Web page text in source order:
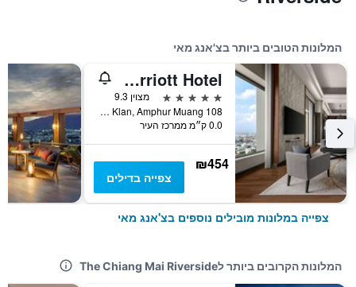
המלונות הטובים ביותר בצ'אנג מאי
Chiang Mai Marriott Hotel
5 כוכבים
מצוין 9.3
108 Chang Klan Road, Tambol Chang Klan, Amphur Muang, צ'אנג מאי, תאילנד
0.0 ק״מ ממרכז העיר
₪454
צפייה בדילים
צפייה במלונות מובילים נוספים בצ'אנג מאי
המלונות הקרובים ביותר לThe Chiang Mai Riverside